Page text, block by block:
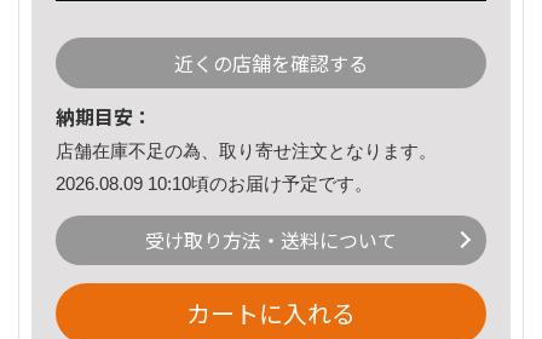
近くの店舗を確認する
納期目安：
店舗在庫不足の為、取り寄せ注文となります。
2026.08.09 10:10頃のお届け予定です。
受け取り方法・送料について
カートに入れる